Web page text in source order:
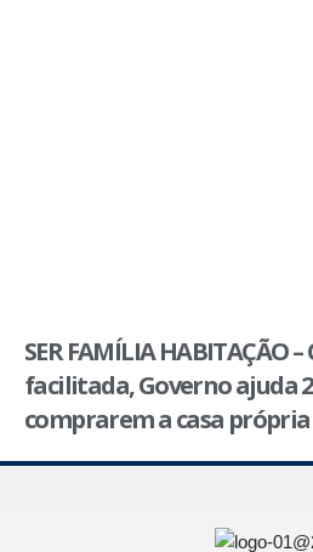
SER FAMÍLIA HABITAÇÃO
facilitada, Governo ajuda
comprarem a casa própria